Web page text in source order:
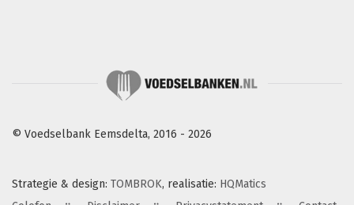
© Voedselbank Eemsdelta, 2016 - 2026
Strategie & design: TOMBROK, realisatie: HQMatics